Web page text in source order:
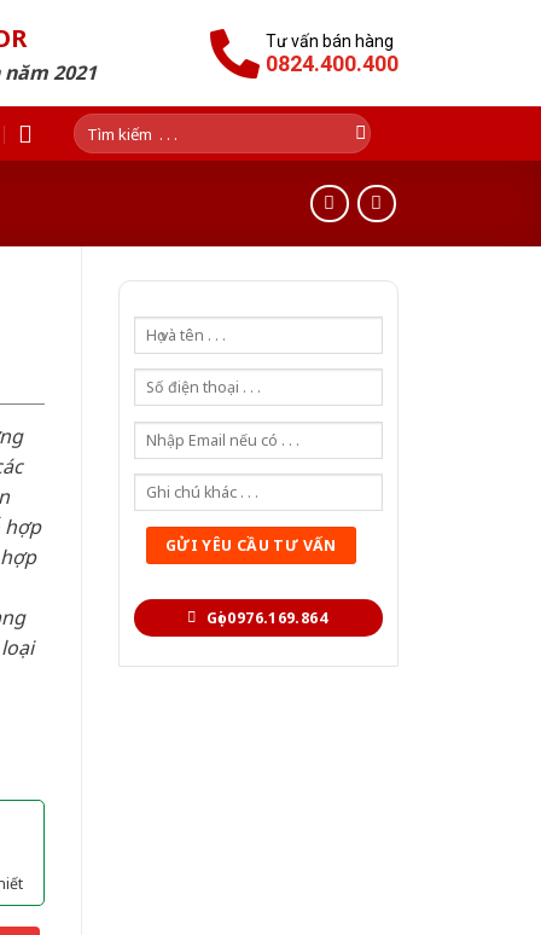
2021
Tư vấn bán hàng
0824.400.400
Tìm
kiếm:
Gọi 0976.169.864
hợp